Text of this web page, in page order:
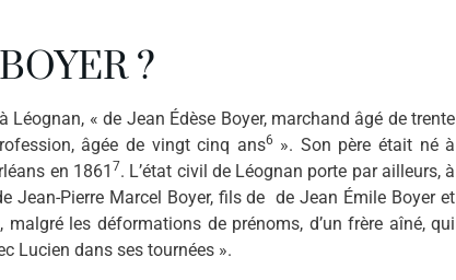
?
« de Jean Édèse Boyer, marchand âgé de trente
âgée de vingt cinq ans6 ». Son père était né à
en 1861 7. L’état civil de Léognan porte par ailleurs, à
Jean-Pierre Marcel Boyer, fils de de Jean Émile Boyer et
malgré les déformations de prénoms, d’un frère aîné, qui
Lucien dans ses tournées ».